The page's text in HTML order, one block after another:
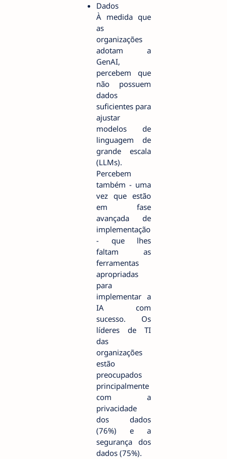
Dados
À medida que
as
organizações
adotam a
GenAI,
percebem que
não possuem
dados
suficientes para
ajustar
modelos de
linguagem de
grande escala
(LLMs).
Percebem
também - uma
vez que estão
em fase
avançada de
implementação
- que lhes
faltam as
ferramentas
apropriadas
para
implementar a
IA com
sucesso. Os
líderes de TI
das
organizações
estão
preocupados
principalmente
com a
privacidade
dos dados
(76%) e a
segurança dos
dados (75%).